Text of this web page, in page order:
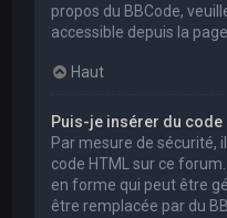
propos du BBCode,
accessible depuis la
Haut
Puis-je insérer du code
Par mesure de sécurité,
code HTML sur ce
en forme qui peut être
être remplacée par du